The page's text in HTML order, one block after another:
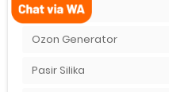
mesin ro
Ozon Generator
Pasir Silika